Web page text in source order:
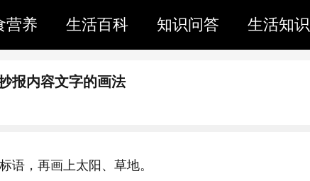
营养 生活百科 知识问答 生活知识
报内容文字的画法
语，再画上太阳、草地。